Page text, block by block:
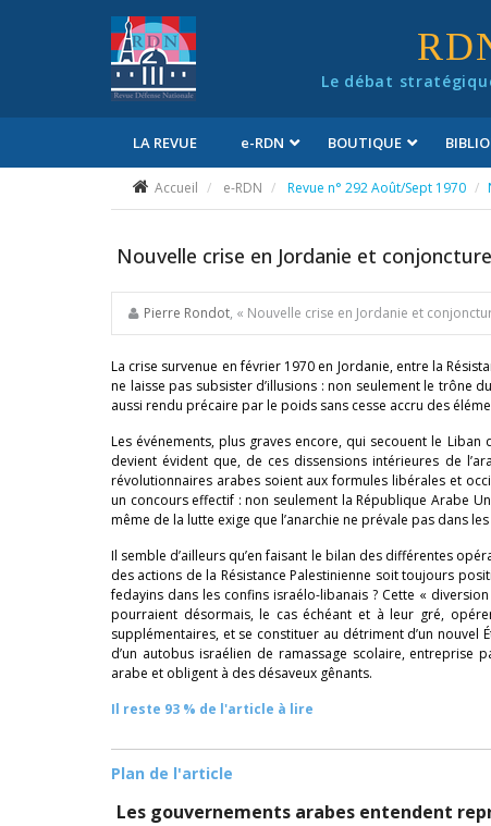
Le débat
LA REVUE e-RDN BOUTIQUE
Accueil e-RDN Revue n° 292 Août/Sept 1970
Nouvelle crise en Jordanie et
Pierre Rondot, « Nouvelle crise en Jordanie et
La crise survenue en février 1970 en Jordanie, entre la
ne laisse pas subsister d’illusions : non seulement le trône
aussi rendu précaire par le poids sans cesse accru des
Les événements, plus graves encore, qui secouent le
devient évident que, de ces dissensions intérieures de
révolutionnaires arabes soient aux formules libérales et
un concours effectif : non seulement la République Arabe
même de la lutte exige que l’anarchie ne prévale pas dans
Il semble d’ailleurs qu’en faisant le bilan des différentes
des actions de la Résistance Palestinienne soit toujours
fedayins dans les confins israélo-libanais ? Cette «
pourraient désormais, le cas échéant et à leur gré,
supplémentaires, et se constituer au détriment d’un nouvel
d’un autobus israélien de ramassage scolaire, entreprise
arabe et obligent à des désaveux gênants.
Il reste 93 % de l'article à lire
Plan de l'article
Les gouvernements arabes entendent